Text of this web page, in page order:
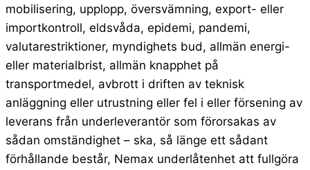
mobilisering, upplopp, översvämning, export- eller
importkontroll, eldsvåda, epidemi, pandemi,
valutarestriktioner, myndighets bud, allmän energi-
eller materialbrist, allmän knapphet på
transportmedel, avbrott i driften av teknisk
anläggning eller utrustning eller fel i eller försening av
leverans från underleverantör som förorsakas av
sådan omständighet – ska, så länge ett sådant
förhållande består, Nemax underlåtenhet att fullgöra